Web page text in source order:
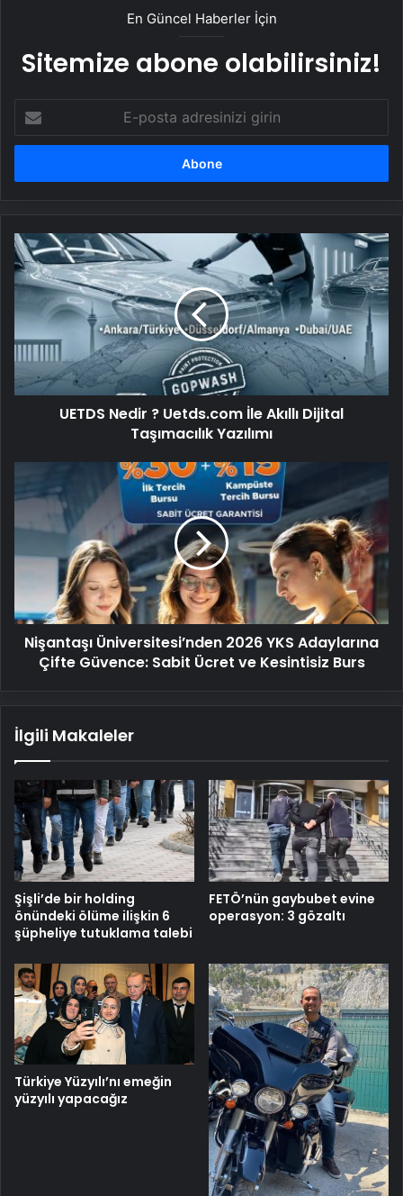
En Güncel Haberler İçin
Sitemize abone olabilirsiniz!
posta
adresinizi
UETDS
Nedir
Uetds.com
İle
Akıllı
Taşımacılık
Yazılımı
UETDS Nedir ? Uetds.com İle Akıllı Dijital
Taşımacılık Yazılımı
Üniversitesi’nden
YKS
Güvence:
Ücret
ve
Kesintisiz
Nişantaşı Üniversitesi’nden 2026 YKS Adaylarına
Çifte Güvence: Sabit Ücret ve Kesintisiz Burs
İlgili Makaleler
Şişli’de bir holding
önündeki ölüme ilişkin 6
şüpheliye tutuklama talebi
FETÖ’nün gaybubet evine
operasyon: 3 gözaltı
Türkiye Yüzyılı’nı emeğin
yüzyılı yapacağız